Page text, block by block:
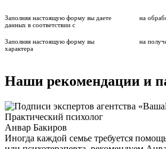
Заполняя настоящую форму вы даете
на
данных в соответствии с
Заполняя настоящую форму вы
на
характера
Наши рекомендации и
Практический психолог
Анвар Бакиров
Иногда каждой семье требуется